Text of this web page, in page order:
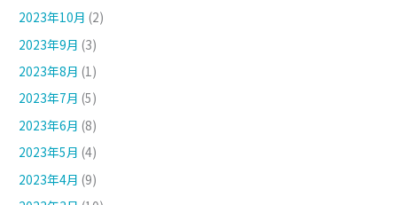
2023年10月 (2)
2023年9月 (3)
2023年8月 (1)
2023年7月 (5)
2023年6月 (8)
2023年5月 (4)
2023年4月 (9)